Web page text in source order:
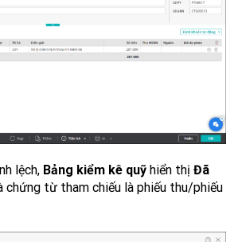
lệch, Bảng kiểm kê quỹ hiển thị Đã
chứng từ tham chiếu là phiếu thu/phiếu